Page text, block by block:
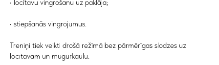
• locītavu vingrošanu uz paklāja;
• stiepšanās vingrojumus.
Treniņi tiek veikti drošā režīmā bez pārmērīgas slodzes uz
locītavām un mugurkaulu.